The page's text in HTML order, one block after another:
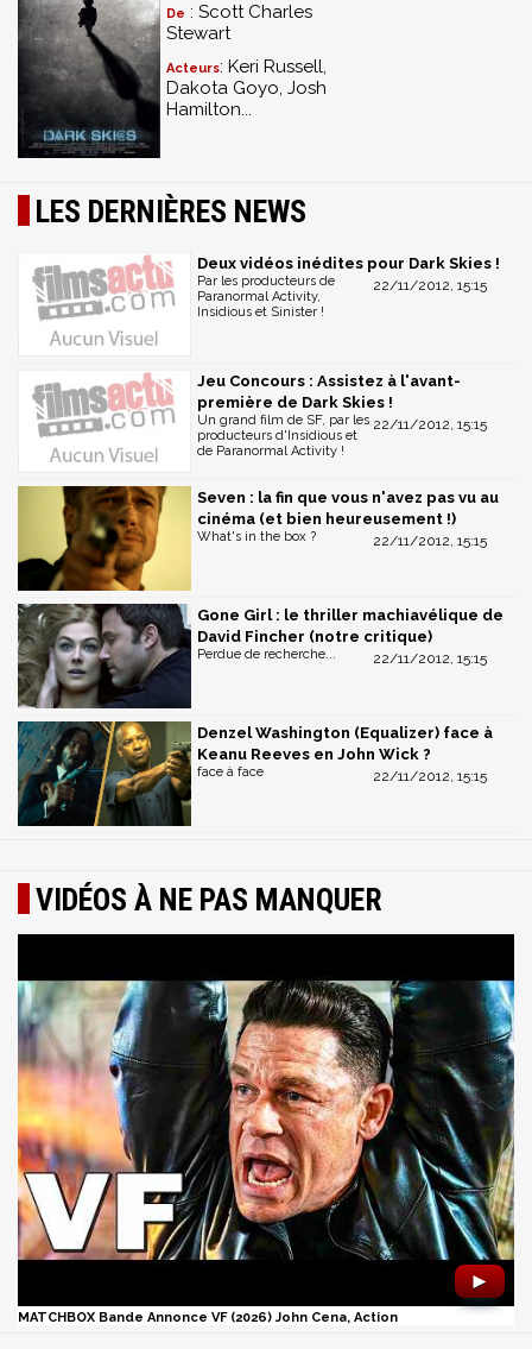
De : Scott Charles
Stewart
Acteurs: Keri Russell,
Dakota Goyo, Josh
Hamilton...
LES DERNIÈRES NEWS
Deux vidéos inédites pour Dark Skies !
22/11/2012, 15:15
Par les producteurs de
Paranormal Activity,
Insidious et Sinister !
Jeu Concours : Assistez à l'avant-
première de Dark Skies !
22/11/2012, 15:15
Un grand film de SF, par les
producteurs d'Insidious et
de Paranormal Activity !
Seven : la fin que vous n'avez pas vu au
cinéma (et bien heureusement !)
22/11/2012, 15:15
What's in the box ?
Gone Girl : le thriller machiavélique de
David Fincher (notre critique)
22/11/2012, 15:15
Perdue de recherche...
Denzel Washington (Equalizer) face à
Keanu Reeves en John Wick ?
22/11/2012, 15:15
face à face
VIDÉOS À NE PAS MANQUER
►
MATCHBOX Bande Annonce VF (2026) John Cena, Action